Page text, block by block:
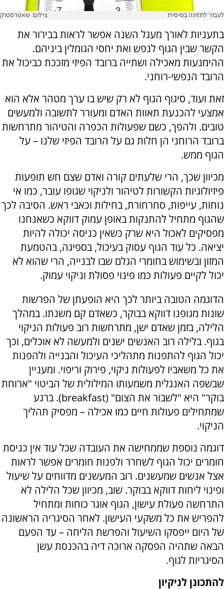
לעבור לתזונה בסיסית צילום: שאטרסטוק
בתעניות לאורך מעגל השנה אפשר לראות בבירור את
הקשר שבין הגוף לנפש ואת יחסי הגומלין ביניהם.
ההימנעות מאכילה ושתייה ברובד הפיזי מזככת כביכול את
הרובד הנפשי-רוחני.
זאת ועוד, סיגוף הגוף לא רק שיש בו ערך מטהר אלא הוא
אמצעי להכנעת תאוות האדם ומעורר לתשובה ולמעשים
טובים. ולהפך, כשם שפעולות הכפרה והטיהור מתרחשות
ברובד הרוחני הן חלות גם על הרובד הפיזי שלנו – על
הגוף ממש.
מכיוון שכך, הרי שלעתים קורה ואדם שצם חש תופעות
פיזיולוגיות הקשורות לטיהור ולניקוי שגופו עובר, כמו אי
נוחות, עייפות, סחרחורת, בחילות וכאבי ראש. הסיבה לכך
שהגוף מתחיל להתנקות באופן עמוק דווקא כשאנחנו
מפסיקים לאכול היא שרק כשאין כניסה יכולה להיות
יציאה. כל עוד הגוף עסוק בעיכול, בספיגה, בהטמעת
המזון ובשימוש בחומרי הגלם שבו לבנייה, הרי שהוא לא
יכול לקיים פעולות כמו פינוי פסולת וניקוי עמוק.
הדוגמה הטובה ביותר לכך היא הופעתן של הפרשות
שונות מגופנו דווקא בבוקר, כשאדם קם משנתו. במהלך
הלילה, בזמן שאדם ישן, מתרחשות רוב פעולות הניקוי
בגוף. בלילה רוב האנשים ישנים ולמעשה לא אוכלים, וכך
יכול הגוף להתפנות מתהליכי העיכול והבנייה ולהפנות
את כל משאביו לפעולות ניקוי, פירוק וריפוי. ומעניין
שבשפה האנגלית משמעותו המילולית של הביטוי "ארוחת
בוקר" היא "לשבור את הצום" (breakfast). ברגע
שמתחילים פעולות חיים כמו אכילה – מפסיק תהליך
הניקוי.
דוגמה נוספת שממחישה את העובדה שכל עוד אין כניסת
חומרים יכול הגוף לשחרר ולפנות חומרים אפשר לראות
אצל אנשים שמעשנים. רוב המעשנים מדווחים על שיעול
ופינוי ליחות דווקא בבוקר. שוב, מכיוון שכל הלילה לא
התרחשה פעולת עישון, הגוף אוגר כוחות ומתחיל
להפריש את כל משקעי העישון. לאחר הסיגריה הראשונה
של היום ייפסקו השיעול והפרשת הליחה – עד הפעם
הבאה שתהיה הפסקה ארוכה דיה בהכנסת עשן
הסיגריות לגוף.
להתכונן לניקיון